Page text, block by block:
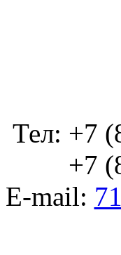
Тел: +7
+7
E-mail: